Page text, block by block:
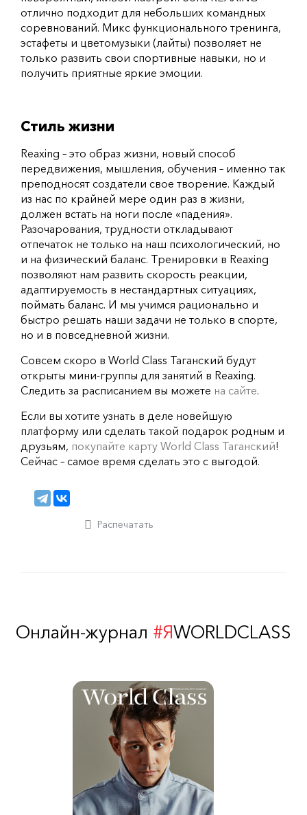
отлично подходит для небольших командных
соревнований. Микс функционального тренинга,
эстафеты и цветомузыки (лайты) позволяет не
только развить свои спортивные навыки, но и
получить приятные яркие эмоции.
Стиль жизни
Reaxing – это образ жизни, новый способ
передвижения, мышления, обучения – именно так
преподносят создатели свое творение. Каждый
из нас по крайней мере один раз в жизни,
должен встать на ноги после «падения».
Разочарования, трудности откладывают
отпечаток не только на наш психологический, но
и на физический баланс. Тренировки в Reaxing
позволяют нам развить скорость реакции,
адаптируемость в нестандартных ситуациях,
поймать баланс. И мы учимся рационально и
быстро решать наши задачи не только в спорте,
но и в повседневной жизни.
Совсем скоро в World Class Таганский будут
открыты мини-группы для занятий в Reaxing.
Следить за расписанием вы можете на сайте.
Если вы хотите узнать в деле новейшую
платформу или сделать такой подарок родным и
друзьям, покупайте карту World Class Таганский!
Сейчас – самое время сделать это с выгодой.
Распечатать
Онлайн-журнал #ЯWORLDCLASS